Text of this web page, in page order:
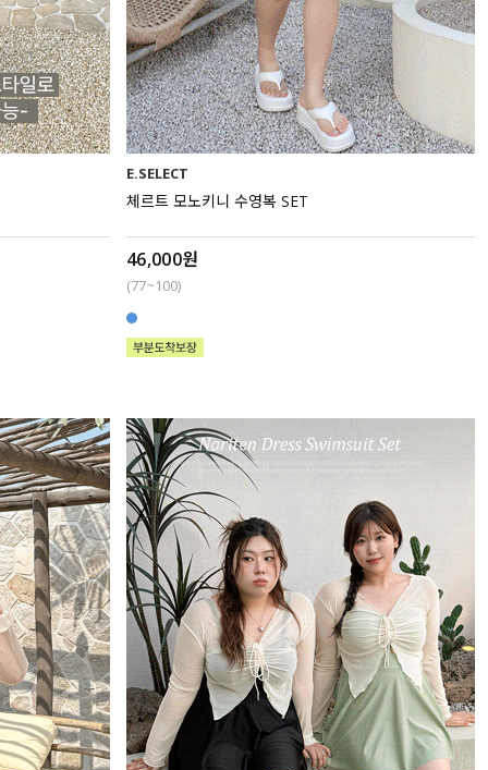
E.SELECT
체르트 모노키니 수영복 SET
46,000원
(77~100)